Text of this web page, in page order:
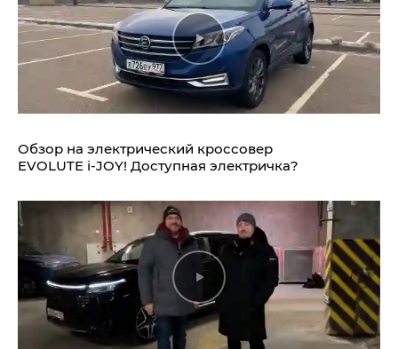
Обзор на электрический кроссовер
EVOLUTE i‑JOY! Доступная электричка?